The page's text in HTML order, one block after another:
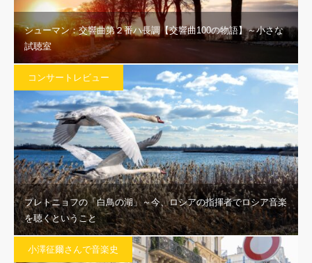
シューマン：交響曲第２番ハ長調【交響曲100の物語】～小さな
試聴室
コンサートレビュー
プレトニョフの「白鳥の湖」～今、ロシアの指揮者でロシア音楽
を聴くということ
小澤征爾さんで音楽史